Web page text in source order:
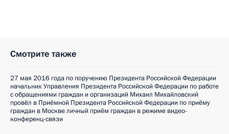
Смотрите также
27 мая 2016 года по поручению Президента Российской Федерации
начальник Управления Президента Российской Федерации по работе
с обращениями граждан и организаций Михаил Михайловский
провёл в Приёмной Президента Российской Федерации по приёму
граждан в Москве личный приём граждан в режиме видео-
конференц-связи